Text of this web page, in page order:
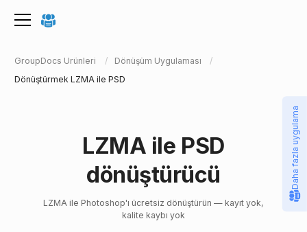
GroupDocs Ürünleri
Dönüşüm Uygulaması
Dönüştürmek LZMA ile PSD
LZMA ile PSD
dönüştürücü
LZMA ile Photoshop'ı ücretsiz dönüştürün — kayıt yok,
kalite kaybı yok
Daha fazla uygulama